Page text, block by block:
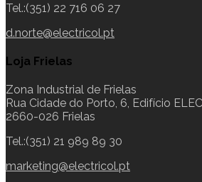
Tel.:(351) 22 716 06 27
d.norte@electricol.pt
Loja Frielas
Zona Industrial de Frielas
Rua Cidade do Porto, 6, Edifício
2660-026 Frielas
Tel.:(351) 21 989 89 30
marketing@electricol.pt